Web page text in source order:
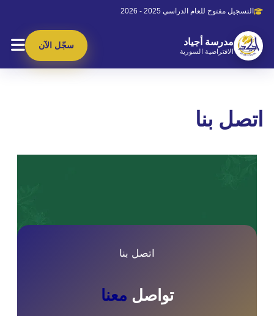
التسجيل مفتوح للعام الدراسي 2025 - 2026
مدرسة أجياد
الافتراضية السورية
سجّل الآن
اتصل بنا
اتصل بنا
تواصل معنا